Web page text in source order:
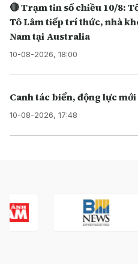
🔴 Trạm tin số chiều 10/8:
Tô Lâm tiếp trí thức, nhà
Nam tại Australia
10-08-2026, 18:00
Canh tác biển, động lực
10-08-2026, 17:48